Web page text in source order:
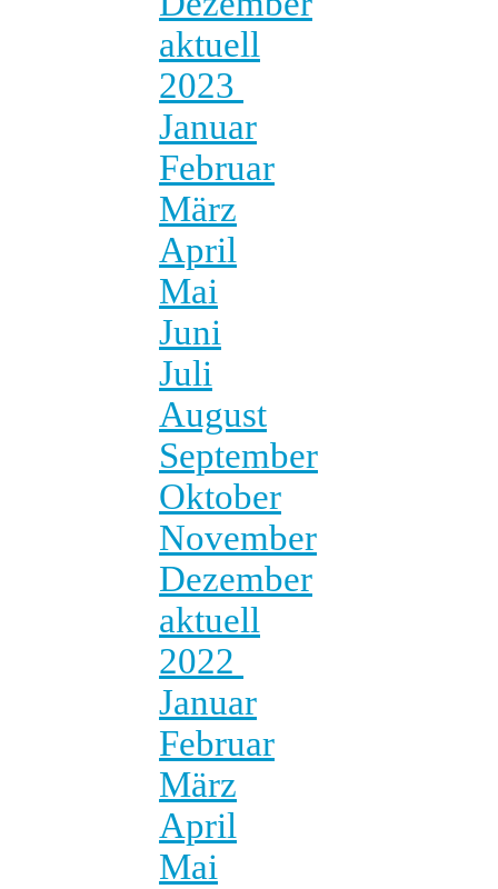
aktuell
2023
Januar
Februar
März
April
Mai
Juni
Juli
August
September
Oktober
November
Dezember
aktuell
2022
Januar
Februar
März
April
Mai